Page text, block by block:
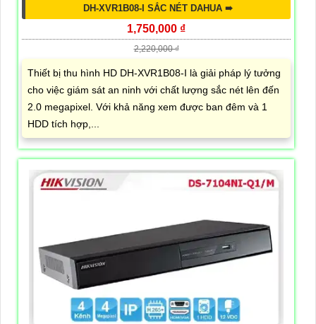
DH-XVR1B08-I SẮC NÉT DAHUA ➠
1,750,000 ₫
2,220,000 ₫
Thiết bị thu hình HD DH-XVR1B08-I là giải pháp lý tưởng
cho việc giám sát an ninh với chất lượng sắc nét lên đến
2.0 megapixel. Với khả năng xem được ban đêm và 1
HDD tích hợp,...